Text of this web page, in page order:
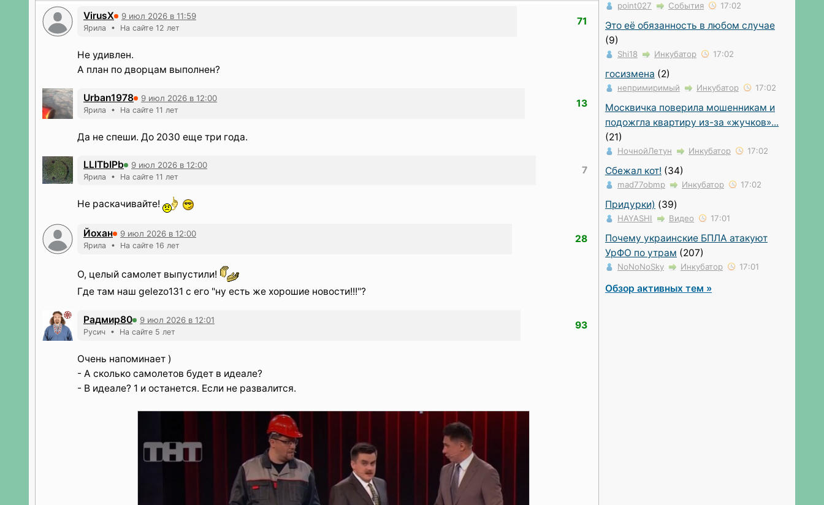
VirusX 9 июл 2026 в 11:59
Ярила • На сайте 12 лет
71
Не удивлен.
А план по дворцам выполнен?
Urban1978 9 июл 2026 в 12:00
Ярила • На сайте 11 лет
13
Да не спеши. До 2030 еще три года.
LLITbIPb 9 июл 2026 в 12:00
Ярила • На сайте 11 лет
7
Не раскачивайте!
Йохан 9 июл 2026 в 12:00
Ярила • На сайте 16 лет
28
О, целый самолет выпустили!
Где там наш gelezo131 с его "ну есть же хорошие новости!!!"?
Радмир80 9 июл 2026 в 12:01
Русич • На сайте 5 лет
93
Очень напоминает )
- А сколько самолетов будет в идеале?
- В идеале? 1 и останется. Если не развалится.
point027 События 17:02
Это её обязанность в любом случае
(9)
Shi18 Инкубатор 17:02
госизмена (2)
непримиримый Инкубатор 17:02
Москвичка поверила мошенникам и
подожгла квартиру из-за «жучков»...
(21)
НочнойЛетун Инкубатор 17:02
Сбежал кот! (34)
mad77obmp Инкубатор 17:02
Придурки) (39)
HAYASHI Видео 17:01
Почему украинские БПЛА атакуют
УрФО по утрам (207)
NoNoNoSky Инкубатор 17:01
Обзор активных тем »